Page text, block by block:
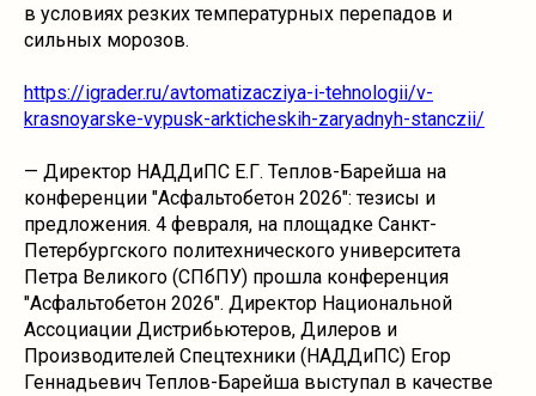
в условиях резких температурных перепадов и
сильных морозов.
https://igrader.ru/avtomatizacziya-i-tehnologii/v-
krasnoyarske-vypusk-arkticheskih-zaryadnyh-stanczii/
— Директор НАДДиПС Е.Г. Теплов-Барейша на
конференции "Асфальтобетон 2026": тезисы и
предложения. 4 февраля, на площадке Санкт-
Петербургского политехнического университета
Петра Великого (СПбПУ) прошла конференция
"Асфальтобетон 2026". Директор Национальной
Ассоциации Дистрибьютеров, Дилеров и
Производителей Спецтехники (НАДДиПС) Егор
Геннадьевич Теплов-Барейша выступал в качестве